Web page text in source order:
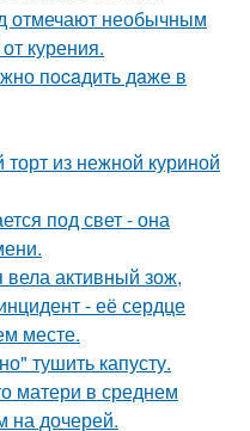
отмечают необычным
курения.
пocaдить дaже в
из нежной куриной
под свет - она
активный зож,
- её сердце
месте.
тушить капусту.
матери в среднем
на дочерей.